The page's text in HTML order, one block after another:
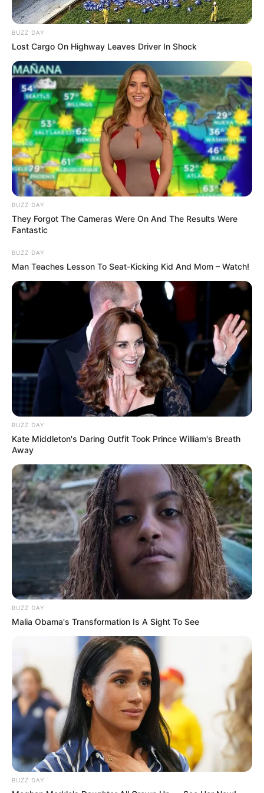
9 Desain Detail Barang
Sangat Membantu, Jadi
Lebih Mudah Deh
Manfaatkan Ruang
Kosong, 10 Desain
Tangga Minimalis yang
Multifungsi
10 Inspirasi Desain
Undangan Minimalis,
Tetap Keren Meski Low
Budget
Ini 10 Ide Desain Kanopi
Minimalis yang Sederhana
& Elegan
BUZZ DAY
Lost Cargo On Highway Leaves Driver In Shock
BUZZ DAY
They Forgot The Cameras Were On And The Results Were
Fantastic
BUZZ DAY
Man Teaches Lesson To Seat-Kicking Kid And Mom – Watch!
BUZZ DAY
Kate Middleton's Daring Outfit Took Prince William's Breath
Away
BUZZ DAY
Malia Obama's Transformation Is A Sight To See
BUZZ DAY